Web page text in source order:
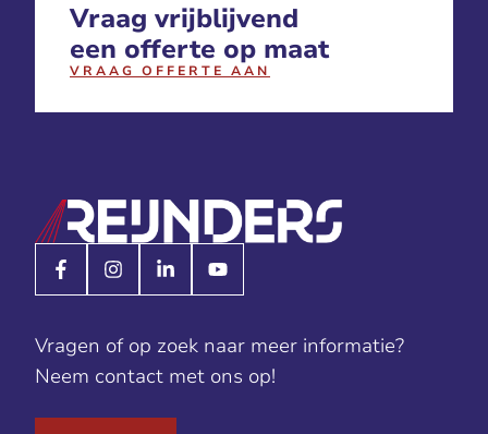
Vraag vrijblijvend
een offerte op maat
VRAAG OFFERTE AAN
Vragen of op zoek naar meer informatie?
Neem contact met ons op!